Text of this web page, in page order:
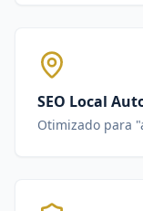
SEO Local
Otimizado para